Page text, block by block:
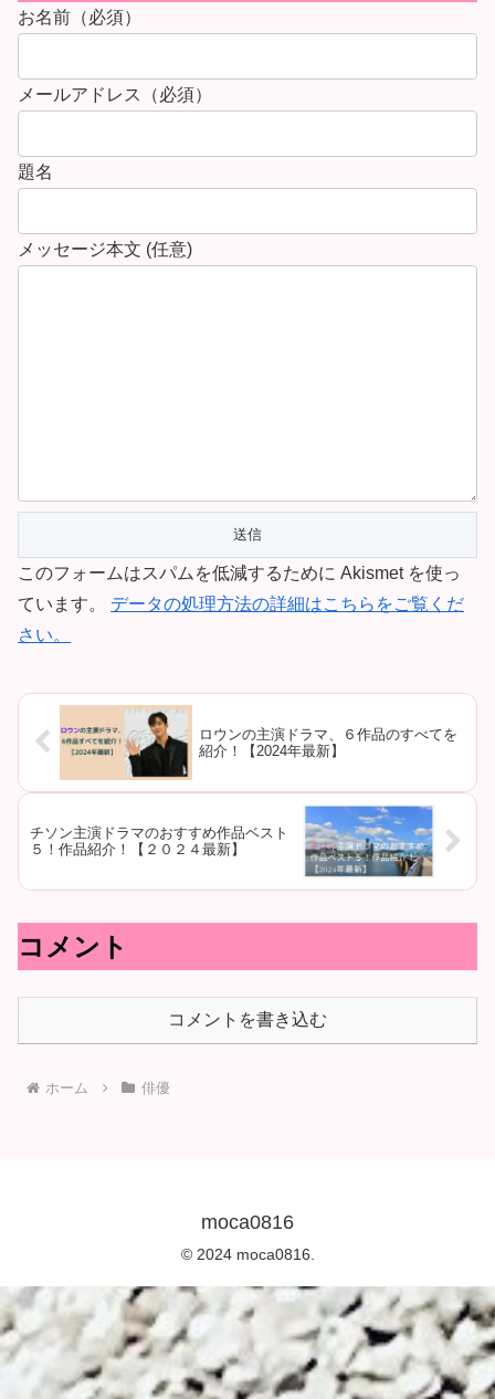
お名前（必須）
メールアドレス（必須）
題名
メッセージ本文 (任意)
このフォームはスパムを低減するために Akismet を使っ
ています。 データの処理方法の詳細はこちらをご覧くだ
さい。
ロウンの主演ドラマ、６作品のすべてを
紹介！【2024年最新】
チソン主演ドラマのおすすめ作品ベスト
５！作品紹介！【２０２４最新】
コメント
コメントを書き込む
ホーム 俳優
moca0816
© 2024 moca0816.